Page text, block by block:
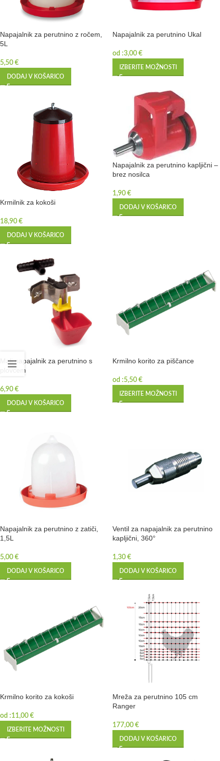
Napajalnik za perutnino z ročem,
5L
5,50 €
DODAJ V KOŠARICO
Napajalnik za perutnino Ukal
od :3,00 €
IZBERITE MOŽNOSTI
Krmilnik za kokoši
18,90 €
DODAJ V KOŠARICO
Napajalnik za perutnino kapljični –
brez nosilca
1,90 €
DODAJ V KOŠARICO
Mali napajalnik za perutnino s
plovcem
6,90 €
DODAJ V KOŠARICO
Krmilno korito za piščance
od :5,50 €
IZBERITE MOŽNOSTI
Napajalnik za perutnino z zatiči,
1,5L
5,00 €
DODAJ V KOŠARICO
Ventil za napajalnik za perutnino
kapljični, 360°
1,30 €
DODAJ V KOŠARICO
Krmilno korito za kokoši
od :11,00 €
IZBERITE MOŽNOSTI
Mreža za perutnino 105 cm
Ranger
177,00 €
DODAJ V KOŠARICO